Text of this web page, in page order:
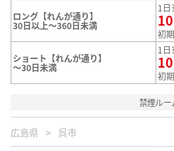
ロング【れんが通り】
30日以上～360日未満
1日
初
ショート【れんが通り】
～30日未満
1日
初
禁煙ルー
広島県 呉市